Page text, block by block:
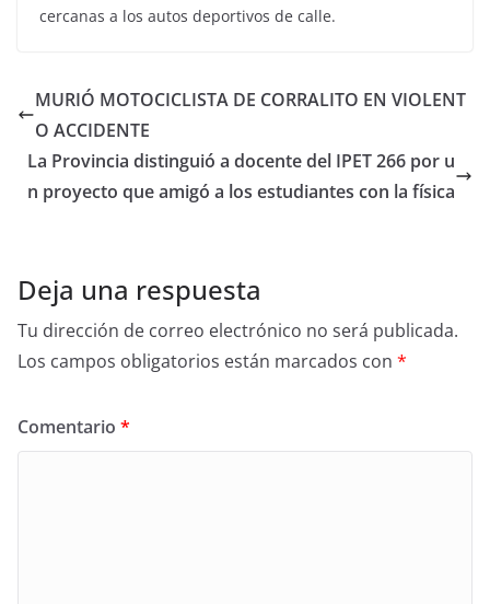
cercanas a los autos deportivos de calle.
MURIÓ MOTOCICLISTA DE CORRALITO EN VIOLENT
O ACCIDENTE
La Provincia distinguió a docente del IPET 266 por u
n proyecto que amigó a los estudiantes con la física
Deja una respuesta
Tu dirección de correo electrónico no será publicada.
Los campos obligatorios están marcados con *
Comentario *